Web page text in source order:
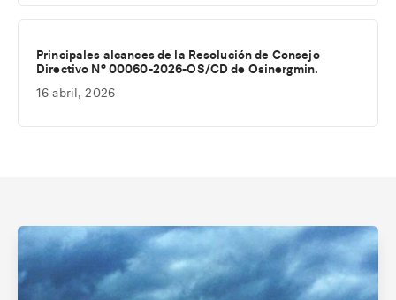
Principales alcances de la Resolución de Consejo
Directivo Nº 00060-2026-OS/CD de Osinergmin.
16 abril, 2026